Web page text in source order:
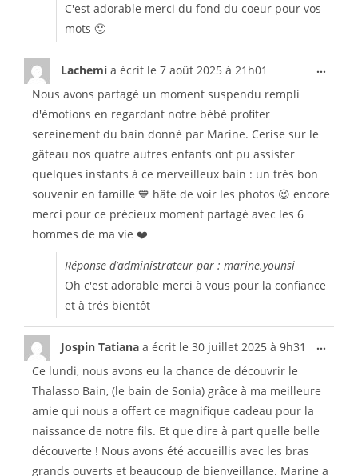
C'est adorable merci du fond du coeur pour vos
mots 🙂
Lachemi a écrit le 7 août 2025 à 21h01
Nous avons partagé un moment suspendu rempli
d'émotions en regardant notre bébé profiter
sereinement du bain donné par Marine. Cerise sur le
gâteau nos quatre autres enfants ont pu assister
quelques instants à ce merveilleux bain : un très bon
souvenir en famille 💙 hâte de voir les photos 😉 encore
merci pour ce précieux moment partagé avec les 6
hommes de ma vie ❤️
Réponse d’administrateur par : marine.younsi
Oh c'est adorable merci à vous pour la confiance
et à trés bientôt
...
Jospin Tatiana a écrit le 30 juillet 2025 à 9h31
Ce lundi, nous avons eu la chance de découvrir le
Thalasso Bain, (le bain de Sonia) grâce à ma meilleure
amie qui nous a offert ce magnifique cadeau pour la
naissance de notre fils. Et que dire à part quelle belle
découverte ! Nous avons été accueillis avec les bras
grands ouverts et beaucoup de bienveillance. Marine a
...